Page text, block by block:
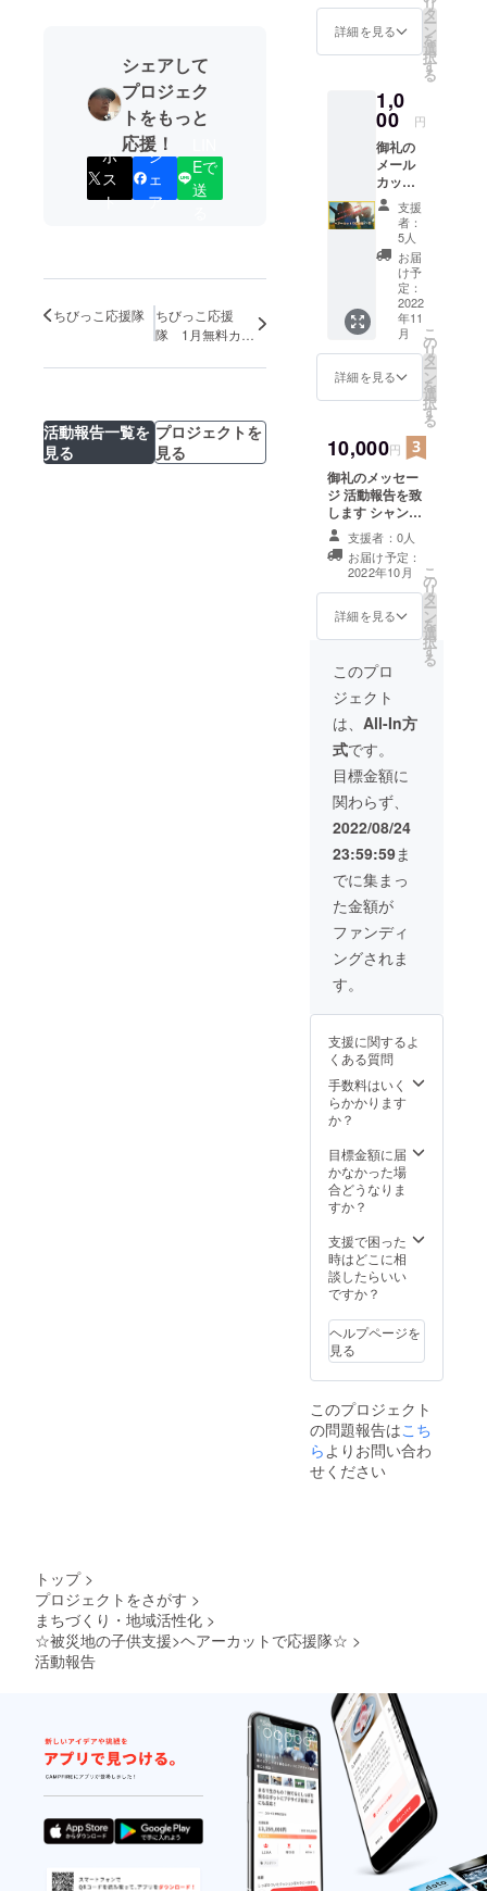
シェアして
プロジェク
トをもっと
応援！
ポ
ス
ト
シ
ェ
ア
Eで
送
ちびっこ応援隊
ちびっこ応援
隊 1月無料カッ
ずか
活動報告一覧を
見る
プロジェクトを
見る
詳細を見る
リ
タ
ー
ン
を
選
択
す
る
1,0
00 円
御礼の
メール
カット
一回分
の提供
活動報
告を致
します
店舗
ホーム
ページ
内 電子
チケッ
ト掲載
https://
www.m
1212.co
m/
支援
者：
5人
お届
け予
定：
2022
年11
月
詳細を見る
こ
の
リ
タ
ー
ン
を
選
択
す
る
10,000円
御礼のメッセー
ジ 活動報告を致
します シャン
プーとヘアー
カット8回分の提
供致します 有効
期限2023/12月
末日
支援者：0人
お届け予定：
2022年10月
詳細を見る
こ
の
リ
タ
ー
ン
を
選
択
す
る
このプロ
ジェクト
は、 All-In方
式です。
目標金額に
関わらず、
2022/08/24
23:59:59ま
でに集まっ
た金額が
ファンディ
ングされま
す。
支援に関するよ
くある質問
手数料はいく
らかかります
か？
目標金額に届
かなかった場
合どうなりま
すか？
支援で困った
時はどこに相
談したらいい
ですか？
ヘルプページを
見る
このプロジェクト
の問題報告はこち
ら よりお問い合わ
せください
トップ >
プロジェクトをさがす >
まちづくり・地域活性化 >
☆被災地の子供支援>ヘアーカットで応援隊☆ >
活動報告